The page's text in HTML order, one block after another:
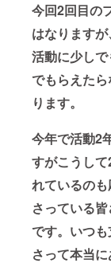
今回2回目の
はなります
活動に少し
でもらえた
ります。
今年で活動2
すがこうし
れているの
さっている
です。いつ
さって本当